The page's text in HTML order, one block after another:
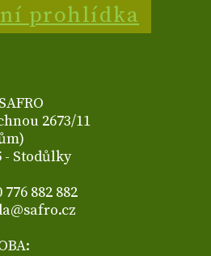
prohlídka
2673/11
- Stodůlky
882 882